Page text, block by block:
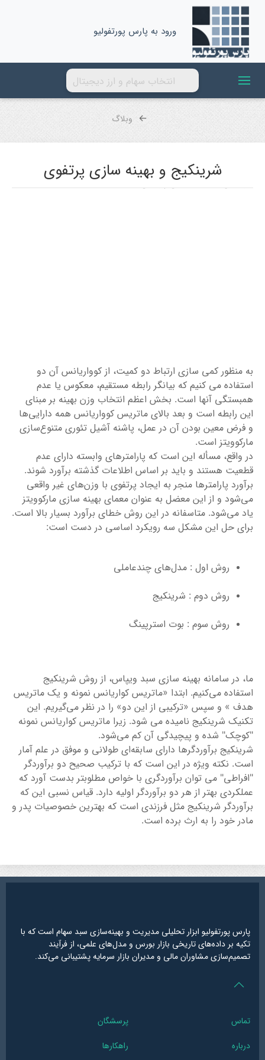
ورود به پارس پورتفولیو
وبلاگ
شرینکیج و بهینه سازی پرتفوی
به منظور کمی سازی ارتباط دو کمیت، از کوواریانس آن دو
استفاده می کنیم که بیانگر رابطه مستقیم، معکوس یا عدم
همبستگی آنها است. بخش اعظم انتخاب وزن بهینه بر مبنای
این رابطه است و بعد بالای ماتریس کوواریانس همه دارایی‌ها
و فرض معین بودن آن در عمل، پاشنه آشیل تئوری متنوع‌سازی
مارکوویتز است.
در واقع، مسأله این است که پارامترهای وابسته دارای عدم
قطعیت هستند و باید بر اساس اطلاعات گذشته برآورد شوند.
برآورد پارامترها منجر به ایجاد پرتفوی با وزن‌های غیر واقعی
می‌شود و از این معضل به عنوان معمای بهینه سازی مارکوویتز
یاد می‌‌شود. متاسفانه در این روش خطای برآورد بسیار بالا است.
برای حل این مشکل سه رویکرد اساسی در دست است:
روش اول : مدل‌های چندعاملی
روش دوم : شرینکیج
روش سوم : بوت استرپینگ
ما، در سامانه بهینه سازی سبد ویپاس، از روش شرینکیج
استفاده می‌کنیم. ابتدا «ماتریس کواریانس نمونه و یک ماتریس
هدف » و سپس «ترکیبی از این دو» را در نظر می‌گیریم. این
تکنیک شرینکیج نامیده می شود. زیرا ماتریس کواریانس نمونه
"کوچک" شده و پیچیدگی آن کم می‌شود.
شرینکیج برآوردگرها دارای سابقه‌ای طولانی و موفق در علم آمار
است. نکته ویژه در این است که با ترکیب صحیح دو برآوردگر
"افراطی" می توان برآوردگری با خواص مطلوبتر بدست آورد که
عملکردی بهتر از هر دو برآوردگر اولیه دارد. قیاس نسبی این که
برآوردگر شرینکیج مثل فرزندی است که بهترین خصوصیات پدر و
مادر خود را به ارث برده است.
پارس پورتفولیو ابزار تحلیلی مدیریت و بهینه‌سازی سبد سهام است که با
تکیه بر داده‌های تاریخی بازار بورس و مدل‌های علمی، از فرآیند
تصمیم‌سازی مشاوران مالی و مدیران بازار سرمایه پشتیبانی می‌کند.
تماس
درباره
پرسشگان
راهکارها